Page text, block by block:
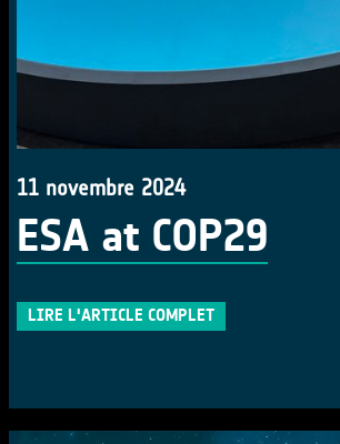
11 novembre 2024
ESA at COP29
LIRE L'ARTICLE COMPLET